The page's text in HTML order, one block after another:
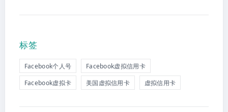
标签
Facebook个人号
Facebook虚拟信用卡
Facebook虚拟卡
美国虚拟信用卡 虚拟信用卡